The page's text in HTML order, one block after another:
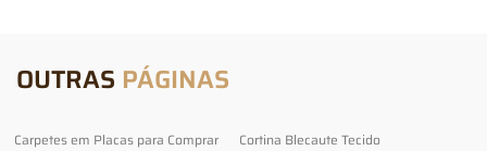
OUTRAS PÁGINAS
Carpetes em Placas para Comprar
Cortina Blecaute Tecido